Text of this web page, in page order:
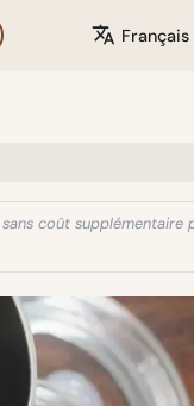
Français
coût supplémentaire